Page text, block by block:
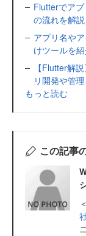
Flutterでア
の流れを解説
アプリ名や
けツールを
【Flutter解
リ開発や管
もっと読む
この記事
＜